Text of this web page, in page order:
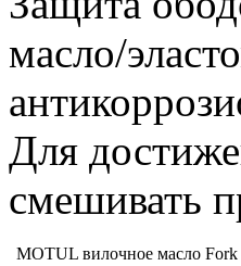
масло/
Для
смешивать
MOTUL вилочное масло